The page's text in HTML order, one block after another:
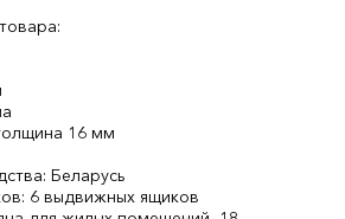
16 мм
Беларусь
6 выдвижных ящиков